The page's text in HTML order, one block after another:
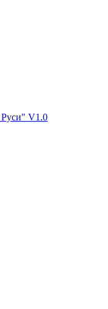
Руси" V1.0